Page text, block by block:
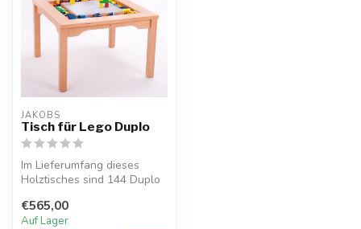
JAKOBS
Tisch für Lego Duplo
Im Lieferumfang dieses
Holztisches sind 144 Duplo
große...
€565,00
Auf Lager